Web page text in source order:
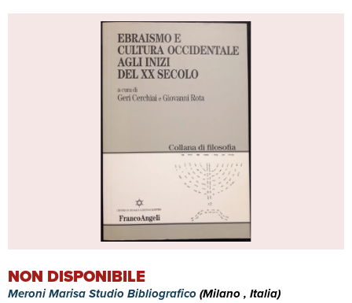
NON DISPONIBILE
Meroni Marisa Studio Bibliografico(Milano , Italia)